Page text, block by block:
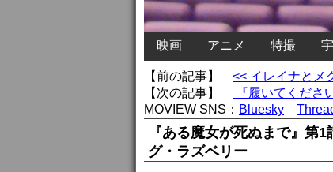
映画 アニメ 特撮
【前の記事】 << イレイナとメ
【次の記事】
『履いてくださ
MOVIEW SNS： Bluesky
『ある魔女が死ぬまで』第
グ・ラズベリー